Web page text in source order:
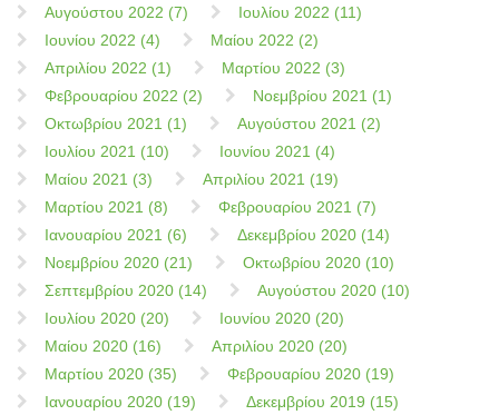
Αυγούστου 2022 (7)
Ιουλίου 2022 (11)
Ιουνίου 2022 (4)
Μαίου 2022 (2)
Απριλίου 2022 (1)
Μαρτίου 2022 (3)
Φεβρουαρίου 2022 (2)
Νοεμβρίου 2021 (1)
Οκτωβρίου 2021 (1)
Αυγούστου 2021 (2)
Ιουλίου 2021 (10)
Ιουνίου 2021 (4)
Μαίου 2021 (3)
Απριλίου 2021 (19)
Μαρτίου 2021 (8)
Φεβρουαρίου 2021 (7)
Ιανουαρίου 2021 (6)
Δεκεμβρίου 2020 (14)
Νοεμβρίου 2020 (21)
Οκτωβρίου 2020 (10)
Σεπτεμβρίου 2020 (14)
Αυγούστου 2020 (10)
Ιουλίου 2020 (20)
Ιουνίου 2020 (20)
Μαίου 2020 (16)
Απριλίου 2020 (20)
Μαρτίου 2020 (35)
Φεβρουαρίου 2020 (19)
Ιανουαρίου 2020 (19)
Δεκεμβρίου 2019 (15)